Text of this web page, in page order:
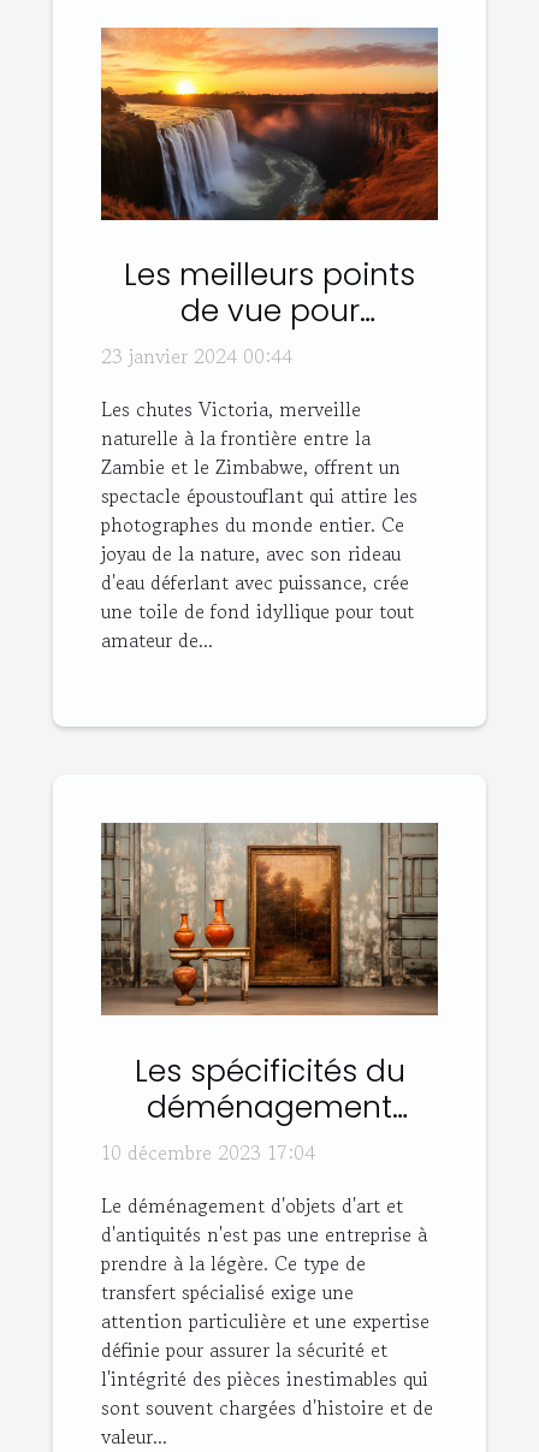
Les meilleurs points
de vue pour
photographier les
23 janvier 2024 00:44
Les chutes Victoria, merveille
naturelle à la frontière entre la
Zambie et le Zimbabwe, offrent un
spectacle époustouflant qui attire les
photographes du monde entier. Ce
joyau de la nature, avec son rideau
d'eau déferlant avec puissance, crée
une toile de fond idyllique pour tout
amateur de...
Les spécificités du
déménagement
d'objets d'art et
10 décembre 2023 17:04
Le déménagement d'objets d'art et
d'antiquités n'est pas une entreprise à
prendre à la légère. Ce type de
transfert spécialisé exige une
attention particulière et une expertise
définie pour assurer la sécurité et
l'intégrité des pièces inestimables qui
sont souvent chargées d'histoire et de
valeur...